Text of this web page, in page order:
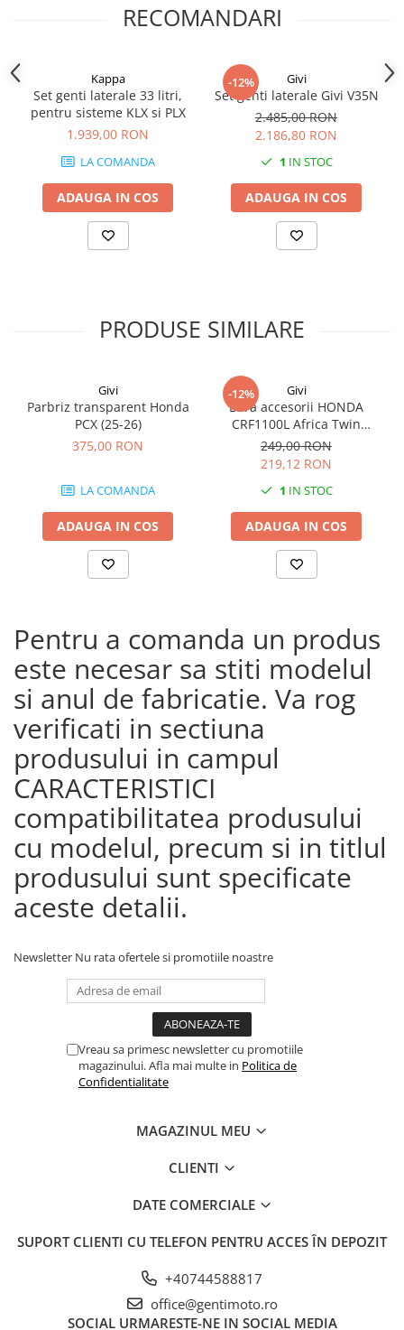
RECOMANDARI
Kappa
Set genti laterale 33 litri,
pentru sisteme KLX si PLX
1.939,00 RON
LA COMANDA
ADAUGA IN COS
-12% Givi
Set genti laterale Givi V35N
2.485,00 RON
2.186,80 RON
1 IN STOC
ADAUGA IN COS
PRODUSE SIMILARE
Givi
Parbriz transparent Honda
PCX (25-26)
375,00 RON
LA COMANDA
ADAUGA IN COS
-12% Givi
Bara accesorii HONDA
CRF1100L Africa Twin
Adventure Sports (20 - 23)
CRF1100L Africa Twin
Adventure Sports (24)
CRF1100L AFRICA TWIN (24)
CRF1100L Africa Twin (20 -
23)
249,00 RON
219,12 RON
1 IN STOC
ADAUGA IN COS
Pentru a comanda un produs
este necesar sa stiti modelul
si anul de fabricatie. Va rog
verificati in sectiuna
produsului in campul
CARACTERISTICI
compatibilitatea produsului
cu modelul, precum si in titlul
produsului sunt specificate
aceste detalii.
Newsletter Nu rata ofertele si promotiile noastre
Vreau sa primesc newsletter cu promotiile
magazinului. Afla mai multe in Politica de
Confidentialitate
MAGAZINUL MEU
CLIENTI
DATE COMERCIALE
SUPORT CLIENTI CU TELEFON PENTRU ACCES ÎN DEPOZIT
+40744588817
office@gentimoto.ro
SOCIAL URMARESTE-NE IN SOCIAL MEDIA